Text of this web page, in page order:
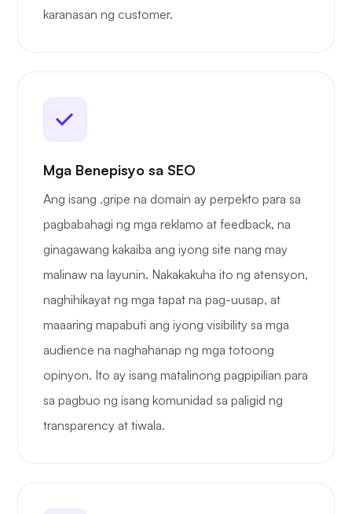
karanasan ng customer.
Mga Benepisyo sa SEO
Ang isang .gripe na domain ay perpekto para sa
pagbabahagi ng mga reklamo at feedback, na
ginagawang kakaiba ang iyong site nang may
malinaw na layunin. Nakakakuha ito ng atensyon,
naghihikayat ng mga tapat na pag-uusap, at
maaaring mapabuti ang iyong visibility sa mga
audience na naghahanap ng mga totoong
opinyon. Ito ay isang matalinong pagpipilian para
sa pagbuo ng isang komunidad sa paligid ng
transparency at tiwala.